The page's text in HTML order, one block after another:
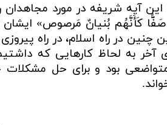
این آیه شریفه در مورد
كَأَنَّهُم بُنيانٌ مَرصوص» ایشان
در راه اسلام، در راه
به لحاظ کارهایی که
بود و برای حل